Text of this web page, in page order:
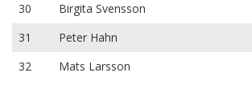
30
Birgita Svensson
31
Peter Hahn
32
Mats Larsson